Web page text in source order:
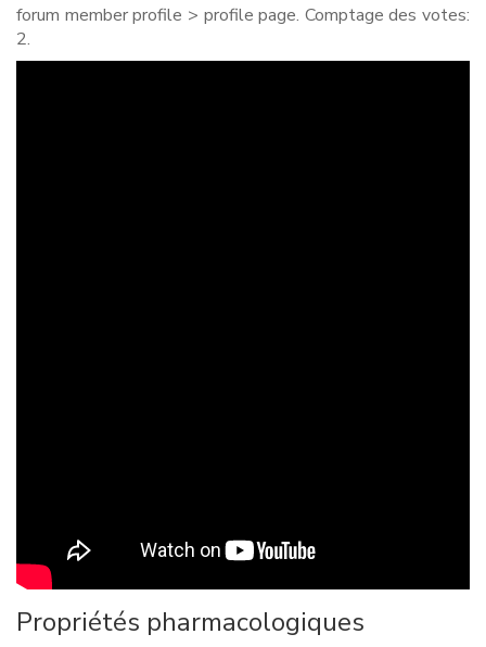
forum member profile > profile page. Comptage des votes:
2.
Propriétés pharmacologiques